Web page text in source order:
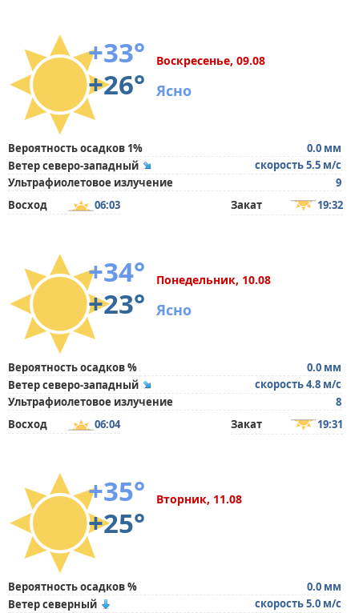
+33°
+26°
Воскресенье, 09.08
Ясно
Вероятность осадков 1%
0.0 мм
Ветер северо-западный
скорость 5.5 м/с
Ультрафиолетовое излучение
9
Восход
06:03 Закат 19:32
+34°
+23°
Понедельник, 10.08
Ясно
Вероятность осадков %
0.0 мм
Ветер северо-западный
скорость 4.8 м/с
Ультрафиолетовое излучение
8
Восход
06:04 Закат 19:31
+35°
+25°
Вторник, 11.08
Вероятность осадков %
0.0 мм
Ветер северный
скорость 5.0 м/с